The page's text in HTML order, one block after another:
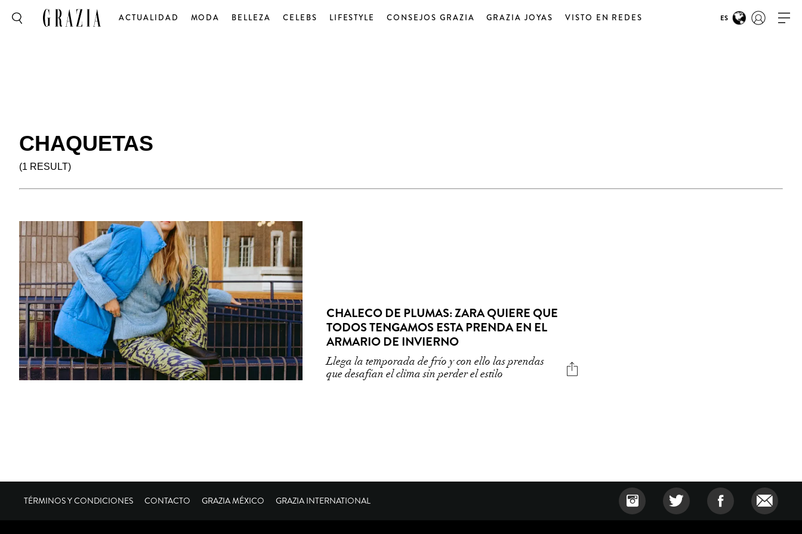
ACTUALIDAD MODA BELLEZA CELEBS LIFESTYLE CONSEJOS GRAZIA GRAZIA JOYAS VISTO EN REDES ES
CHAQUETAS
(1 RESULT)
CHALECO DE PLUMAS: ZARA QUIERE QUE
TODOS TENGAMOS ESTA PRENDA EN EL
ARMARIO DE INVIERNO
Llega la temporada de frío y con ello las prendas
que desafían el clima sin perder el estilo
TÉRMINOS Y CONDICIONES CONTACTO GRAZIA MÉXICO GRAZIA INTERNATIONAL